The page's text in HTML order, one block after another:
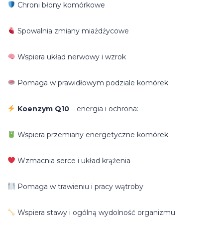
Chroni błony komórkowe
Spowalnia zmiany miażdżycowe
Wspiera układ nerwowy i wzrok
Pomaga w prawidłowym podziale komórek
Koenzym Q10– energia i ochrona:
Wspiera przemiany energetyczne komórek
Wzmacnia serce i układ krążenia
Pomaga w trawieniu i pracy wątroby
Wspiera stawy i ogólną wydolność organizmu